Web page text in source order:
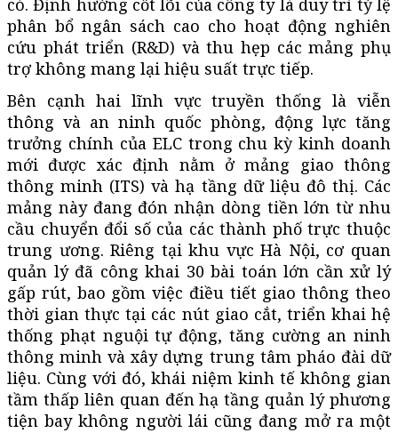
có. Định hướng cốt lõi của công ty là duy trì tỷ lệ
phân bổ ngân sách cao cho hoạt động nghiên
cứu phát triển (R&D) và thu hẹp các mảng phụ
trợ không mang lại hiệu suất trực tiếp.
Bên cạnh hai lĩnh vực truyền thống là viễn
thông và an ninh quốc phòng, động lực tăng
trưởng chính của ELC trong chu kỳ kinh doanh
mới được xác định nằm ở mảng giao thông
thông minh (ITS) và hạ tầng dữ liệu đô thị. Các
mảng này đang đón nhận dòng tiền lớn từ nhu
cầu chuyển đổi số của các thành phố trực thuộc
trung ương. Riêng tại khu vực Hà Nội, cơ quan
quản lý đã công khai 30 bài toán lớn cần xử lý
gấp rút, bao gồm việc điều tiết giao thông theo
thời gian thực tại các nút giao cắt, triển khai hệ
thống phạt nguội tự động, tăng cường an ninh
thông minh và xây dựng trung tâm pháo đài dữ
liệu. Cùng với đó, khái niệm kinh tế không gian
tầm thấp liên quan đến hạ tầng quản lý phương
tiện bay không người lái cũng đang mở ra một